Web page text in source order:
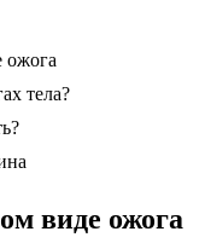
ожога
тела?
виде ожога